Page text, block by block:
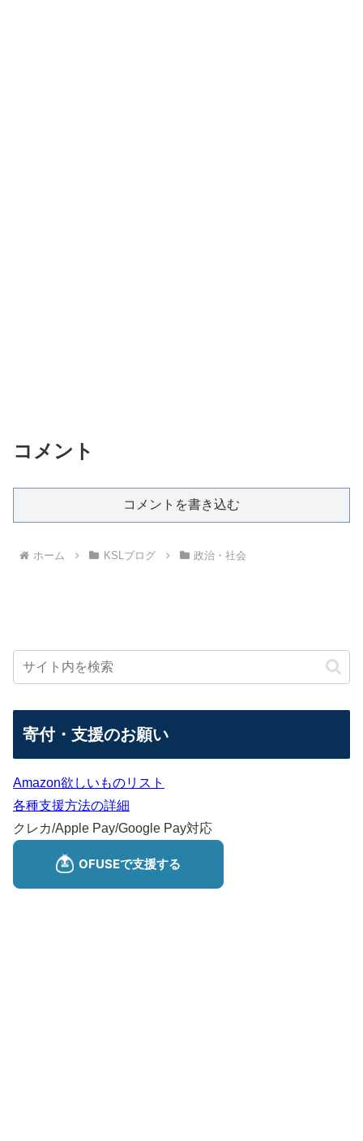
コメント
コメントを書き込む
ホーム KSLブログ 政治・社会
寄付・支援のお願い
Amazon欲しいものリスト
各種支援方法の詳細
クレカ/Apple Pay/Google Pay対応